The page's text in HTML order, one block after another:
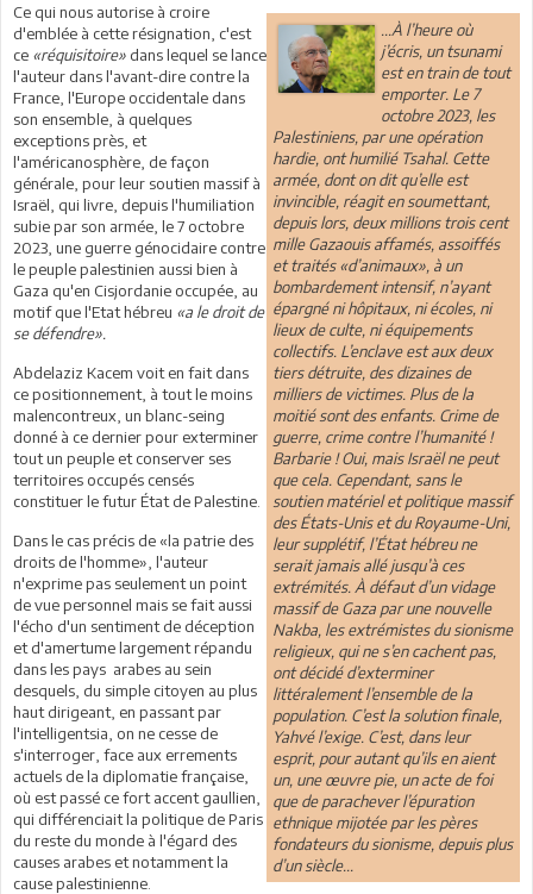
...À l’heure où
j’écris, un tsunami
est en train de tout
emporter. Le 7
octobre 2023, les
Palestiniens, par une opération
hardie, ont humilié Tsahal. Cette
armée, dont on dit qu’elle est
invincible, réagit en soumettant,
depuis lors, deux millions trois cent
mille Gazaouis affamés, assoiffés
et traités «d’animaux», à un
bombardement intensif, n’ayant
épargné ni hôpitaux, ni écoles, ni
lieux de culte, ni équipements
collectifs. L’enclave est aux deux
tiers détruite, des dizaines de
milliers de victimes. Plus de la
moitié sont des enfants. Crime de
guerre, crime contre l’humanité !
Barbarie ! Oui, mais Israël ne peut
que cela. Cependant, sans le
soutien matériel et politique massif
des États-Unis et du Royaume-Uni,
leur supplétif, l’État hébreu ne
serait jamais allé jusqu’à ces
extrémités. À défaut d’un vidage
massif de Gaza par une nouvelle
Nakba, les extrémistes du sionisme
religieux, qui ne s’en cachent pas,
ont décidé d’exterminer
littéralement l’ensemble de la
population. C’est la solution finale,
Yahvé l’exige. C’est, dans leur
esprit, pour autant qu’ils en aient
un, une œuvre pie, un acte de foi
que de parachever l’épuration
ethnique mijotée par les pères
fondateurs du sionisme, depuis plus
d’un siècle...
Ce qui nous autorise à croire
d'emblée à cette résignation, c'est
ce «réquisitoire» dans lequel se lance
l'auteur dans l'avant-dire contre la
France, l'Europe occidentale dans
son ensemble, à quelques
exceptions près, et
l'américanosphère, de façon
générale, pour leur soutien massif à
Israël, qui livre, depuis l'humiliation
subie par son armée, le 7 octobre
2023, une guerre génocidaire contre
le peuple palestinien aussi bien à
Gaza qu'en Cisjordanie occupée, au
motif que l'Etat hébreu «a le droit de
se défendre».
Abdelaziz Kacem voit en fait dans
ce positionnement, à tout le moins
malencontreux, un blanc-seing
donné à ce dernier pour exterminer
tout un peuple et conserver ses
territoires occupés censés
constituer le futur État de Palestine.
Dans le cas précis de «la patrie des
droits de l'homme», l'auteur
n'exprime pas seulement un point
de vue personnel mais se fait aussi
l'écho d'un sentiment de déception
et d'amertume largement répandu
dans les pays arabes au sein
desquels, du simple citoyen au plus
haut dirigeant, en passant par
l'intelligentsia, on ne cesse de
s'interroger, face aux errements
actuels de la diplomatie française,
où est passé ce fort accent gaullien,
qui différenciait la politique de Paris
du reste du monde à l'égard des
causes arabes et notamment la
cause palestinienne.